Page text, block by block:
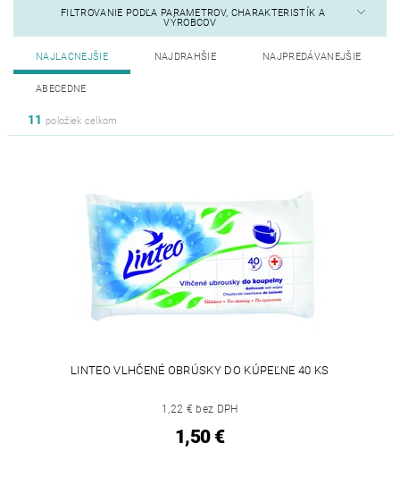
FILTROVANIE PODĽA PARAMETROV, CHARAKTERISTÍK A
VÝROBCOV
NAJLACNEJŠIE NAJDRAHŠIE NAJPREDÁVANEJŠIE
ABECEDNE
11 položiek celkom
LINTEO VLHČENÉ OBRÚSKY DO KÚPEĽNE 40 KS
1,22 € bez DPH
1,50 €